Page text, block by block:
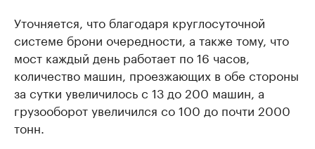
Уточняется, что благодаря круглосуточной
системе брони очередности, а также тому, что
мост каждый день работает по 16 часов,
количество машин, проезжающих в обе стороны
за сутки увеличилось с 13 до 200 машин, а
грузооборот увеличился со 100 до почти 2000
тонн.